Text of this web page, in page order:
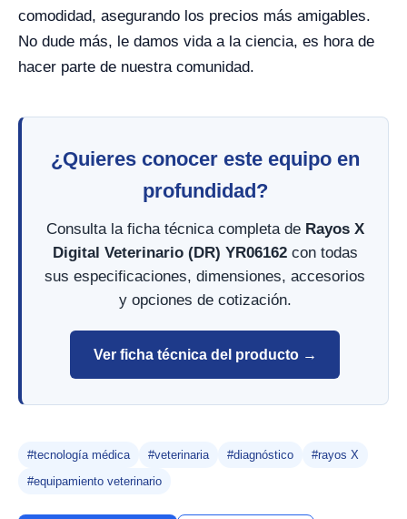
comodidad, asegurando los precios más amigables.
No dude más, le damos vida a la ciencia, es hora de
hacer parte de nuestra comunidad.
¿Quieres conocer este equipo en
profundidad?
Consulta la ficha técnica completa de Rayos X
Digital Veterinario (DR) YR06162con todas
sus especificaciones, dimensiones, accesorios
y opciones de cotización.
Ver ficha técnica del producto →
#tecnología médica #veterinaria #diagnóstico
#rayos X
#equipamiento veterinario